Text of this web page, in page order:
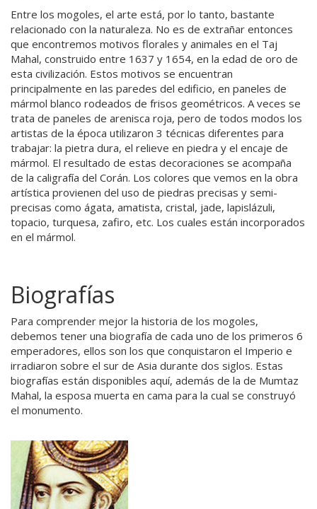
Entre los mogoles, el arte está, por lo tanto, bastante
relacionado con la naturaleza. No es de extrañar entonces
que encontremos motivos florales y animales en el Taj
Mahal, construido entre 1637 y 1654, en la edad de oro de
esta civilización. Estos motivos se encuentran
principalmente en las paredes del edificio, en paneles de
mármol blanco rodeados de frisos geométricos. A veces se
trata de paneles de arenisca roja, pero de todos modos los
artistas de la época utilizaron 3 técnicas diferentes para
trabajar: la pietra dura, el relieve en piedra y el encaje de
mármol. El resultado de estas decoraciones se acompaña
de la caligrafía del Corán. Los colores que vemos en la obra
artística provienen del uso de piedras precisas y semi-
precisas como ágata, amatista, cristal, jade, lapislázuli,
topacio, turquesa, zafiro, etc. Los cuales están incorporados
en el mármol.
Biografías
Para comprender mejor la historia de los mogoles,
debemos tener una biografía de cada uno de los primeros 6
emperadores, ellos son los que conquistaron el Imperio e
irradiaron sobre el sur de Asia durante dos siglos. Estas
biografías están disponibles aquí, además de la de Mumtaz
Mahal, la esposa muerta en cama para la cual se construyó
el monumento.